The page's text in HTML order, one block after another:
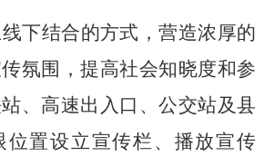
下结合的方式，营造浓厚的
氛围，提高社会知晓度和参
、高速出入口、公交站及县
位置设立宣传栏、播放宣传